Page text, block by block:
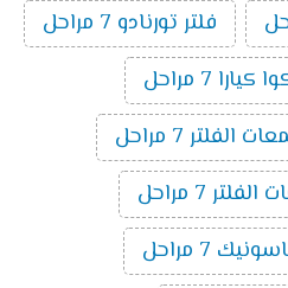
فلتر تورنادو 7 مراحل
7 مراحل
7 مراحل
7 مراحل
7 مراحل